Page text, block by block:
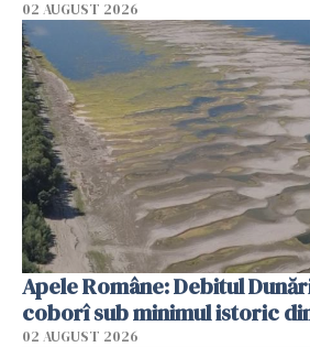
02 AUGUST 2026
Apele Române: Debitul
coborî sub minimul istoric
02 AUGUST 2026